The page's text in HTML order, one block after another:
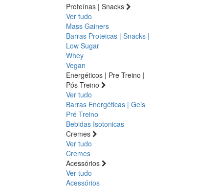
Proteínas | Snacks
Ver tudo
Mass Gainers
Barras Proteicas | Snacks |
Low Sugar
Whey
Vegan
Energéticos | Pre Treino |
Pós Treino
Ver tudo
Barras Energéticas | Geis
Pré Treino
Bebidas Isotonicas
Cremes
Ver tudo
Cremes
Acessórios
Ver tudo
Acessórios